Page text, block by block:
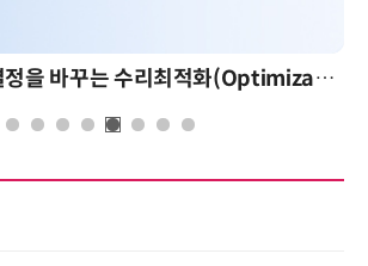
AI 시대의 의사결정을 바꾸는 수리최적화(Optimization): 실제 산업 적용 사례와 활용 전략 AI 핀옵스 실